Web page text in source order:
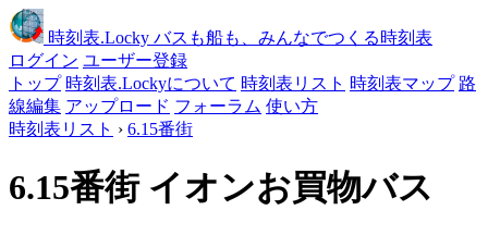
時刻表.Locky バスも船も、みんなでつくる時刻表
ログイン ユーザー登録
トップ 時刻表.Lockyについて 時刻表リスト 時刻表マップ 路
線編集 アップロード フォーラム 使い方
時刻表リスト › 6.15番街
6.15番街 イオンお買物バス